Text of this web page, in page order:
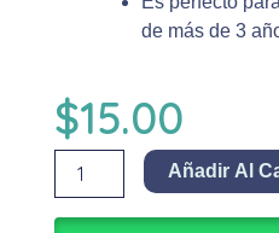
de más de 3
$15.00
Añadir Al